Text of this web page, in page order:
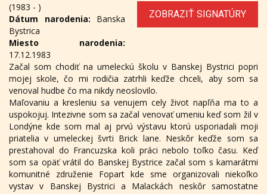
ZOBRAZIŤ SIGNATÚRY
(1983 - )
Dátum narodenia: Banska
Bystrica
Miesto narodenia:
17.12.1983
Začal som chodiť na umeleckú školu v Banskej Bystrici popri
mojej skole, čo mi rodičia zatrhli keďže chceli, aby som sa
venoval hudbe čo ma nikdy neoslovilo.
Maľovaniu a kresleniu sa venujem cely život napľňa ma to a
uspokojuj. Intezivne som sa začal venovať umeniu keď som žil v
Londýne kde som mal aj prvú výstavu ktorú usporiadali moji
priatelia v umeleckej švrti Brick lane. Neskôr keďže som sa
prestahoval do Francuzska koli práci nebolo toľko času. Keď
som sa opäť vrátil do Banskej Bystrice začal som s kamarátmi
komunitné združenie Fopart kde sme organizovali niekoľko
vystav v Banskej Bystrici a Malackách neskôr samostatne